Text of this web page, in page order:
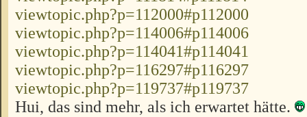
viewtopic.php?p=112000#p112000
viewtopic.php?p=114006#p114006
viewtopic.php?p=114041#p114041
viewtopic.php?p=116297#p116297
viewtopic.php?p=119737#p119737
Hui, das sind mehr, als ich erwartet hätte.